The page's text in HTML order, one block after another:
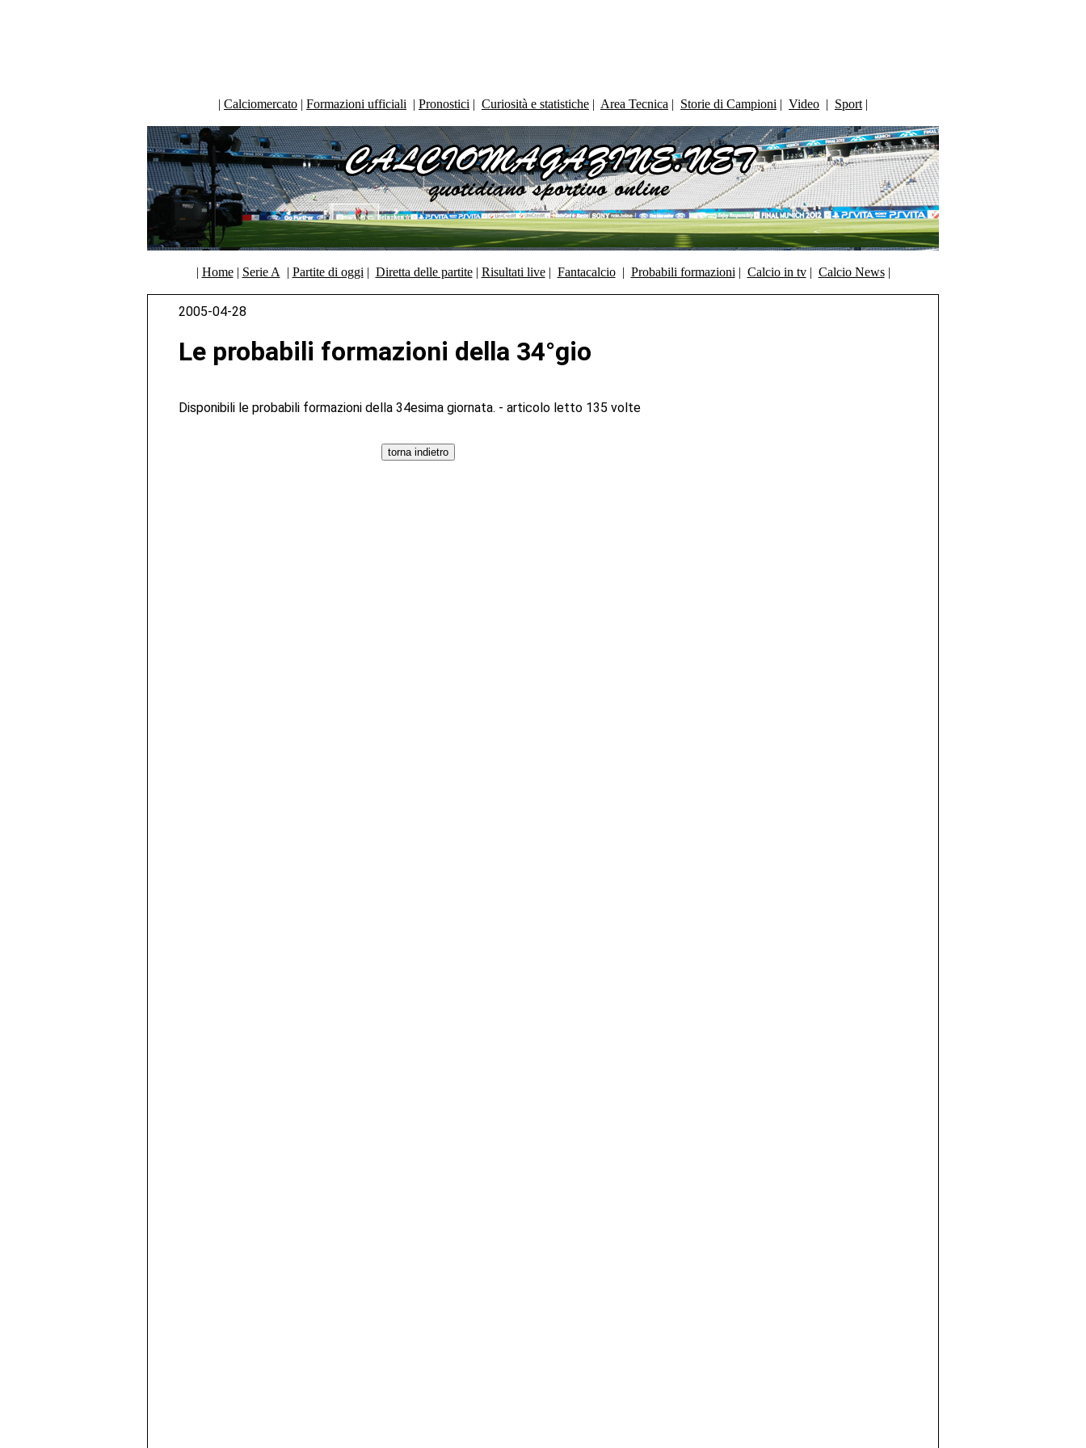
| Calciomercato | Formazioni ufficiali | Pronostici | Curiosità e statistiche | Area Tecnica | Storie di Campioni | Video | Sport |
| Home| Serie A | Partite di oggi | Diretta delle partite| Risultati live| Fantacalcio| Probabili formazioni | Calcio in tv| Calcio News|
2005-04-28
Le probabili formazioni della 34°gio
Disponibili le probabili formazioni della 34esima giornata. - articolo letto 135 volte